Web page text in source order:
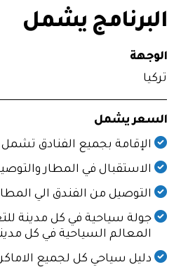
البرنامج يشمل
الوجهة
تركيا
السعر يشمل
الإقامة بجميع الفنادق تشمل
الاستقبال في المطار
التوصيل من الفندق الي
جولة سياحية في كل مدينة
المعالم السياحية في كل
دليل سياحي كل لجميع